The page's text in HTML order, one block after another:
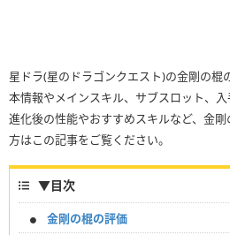
星ドラ(星のドラゴンクエスト)の金剛の棍
本情報やメインスキル、サブスロット、入
進化後の性能やおすすめスキルなど、金
方はこの記事をご覧ください。
▼目次
金剛の棍の評価